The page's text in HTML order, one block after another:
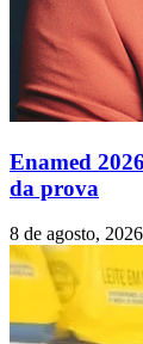
Enamed
da prova
8 de agosto, 2026